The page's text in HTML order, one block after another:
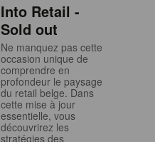
Into Retail -
Sold out
Ne manquez pas cette
occasion unique de
comprendre en
profondeur le paysage
du retail belge. Dans
cette mise à jour
essentielle, vous
découvrirez les
stratégies des